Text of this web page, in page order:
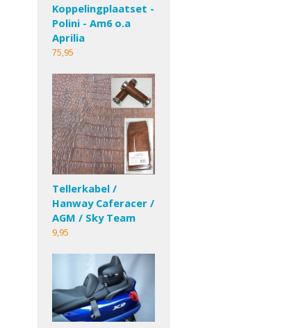
Koppelingplaatset -
Polini - Am6 o.a
Aprilia
75,95
Tellerkabel /
Hanway Caferacer /
AGM / Sky Team
9,95